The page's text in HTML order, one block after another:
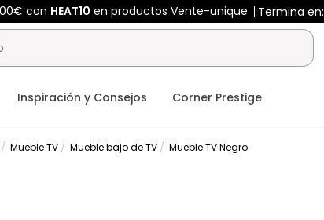
con HEAT10 en productos Vente-unique Termina en:
Inspiración y Consejos Corner Prestige
Mueble TV Mueble bajo de TV Mueble TV Negro